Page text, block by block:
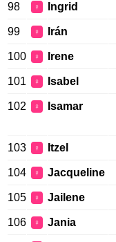
98 ♀ Ingrid
99 ♀ Irán
100 ♀ Irene
101 ♀ Isabel
102 ♀ Isamar
103 ♀ Itzel
104 ♀ Jacqueline
105 ♀ Jailene
106 ♀ Jania